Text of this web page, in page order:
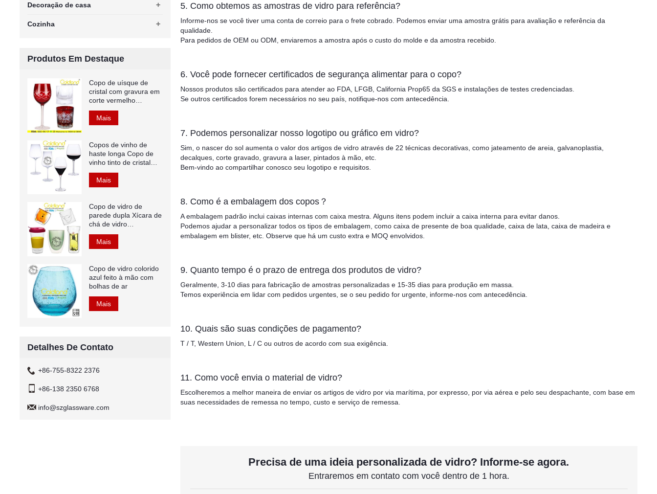
5. Como obtemos as amostras de vidro para referência?
Informe-nos se você tiver uma conta de correio para o frete cobrado. Podemos enviar uma amostra grátis para avaliação e referência da
qualidade.
Para pedidos de OEM ou ODM, enviaremos a amostra após o custo do molde e da amostra recebido.
6. Você pode fornecer certificados de segurança alimentar para o copo?
Nossos produtos são certificados para atender ao FDA, LFGB, California Prop65 da SGS e instalações de testes credenciadas.
Se outros certificados forem necessários no seu país, notifique-nos com antecedência.
7. Podemos personalizar nosso logotipo ou gráfico em vidro?
Sim, o nascer do sol aumenta o valor dos artigos de vidro através de 22 técnicas decorativas, como jateamento de areia, galvanoplastia,
decalques, corte gravado, gravura a laser, pintados à mão, etc.
Bem-vindo ao compartilhar conosco seu logotipo e requisitos.
8. Como é a embalagem dos copos？
A embalagem padrão inclui caixas internas com caixa mestra. Alguns itens podem incluir a caixa interna para evitar danos.
Podemos ajudar a personalizar todos os tipos de embalagem, como caixa de presente de boa qualidade, caixa de lata, caixa de madeira e
embalagem em blister, etc. Observe que há um custo extra e MOQ envolvidos.
9. Quanto tempo é o prazo de entrega dos produtos de vidro?
Geralmente, 3-10 dias para fabricação de amostras personalizadas e 15-35 dias para produção em massa.
Temos experiência em lidar com pedidos urgentes, se o seu pedido for urgente, informe-nos com antecedência.
10. Quais são suas condições de pagamento?
T / T, Western Union, L / C ou outros de acordo com sua exigência.
11. Como você envia o material de vidro?
Escolheremos a melhor maneira de enviar os artigos de vidro por via marítima, por expresso, por via aérea e pelo seu despachante, com base em
suas necessidades de remessa no tempo, custo e serviço de remessa.
Precisa de uma ideia personalizada de vidro? Informe-se agora.
Entraremos em contato com você dentro de 1 hora.
+
Decoração de casa
+
Cozinha
Produtos Em Destaque
Copo de uísque de
cristal com gravura em
corte vermelho
antiquado
Mais
Copos de vinho de
haste longa Copo de
vinho tinto de cristal
soprado à mão
Mais
Copo de vidro de
parede dupla Xícara de
chá de vidro
borossilicato colorido
Mais
Copo de vidro colorido
azul feito à mão com
bolhas de ar
Mais
Detalhes De Contato
+86-755-8322 2376
+86-138 2350 6768
info@szglassware.com